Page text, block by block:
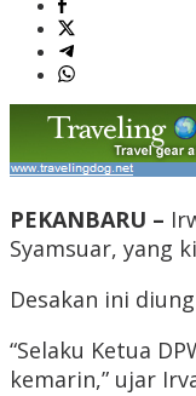
PEKANBARU –
Syamsuar, yang
Desakan ini
“Selaku Ketua
kemarin,” ujar